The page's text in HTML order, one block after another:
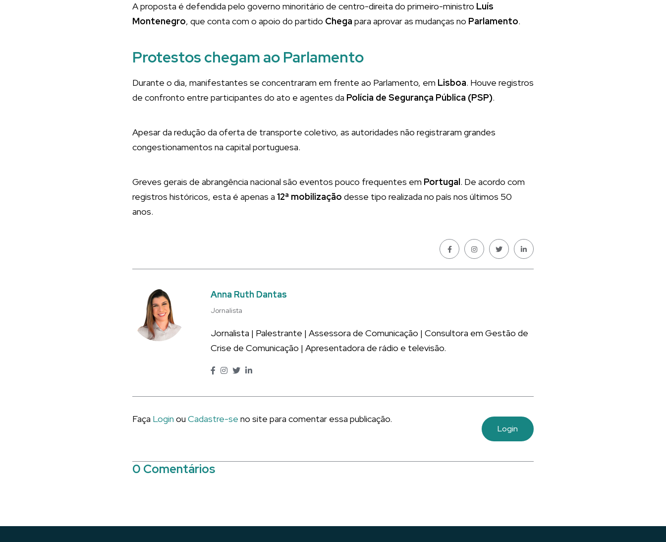
A proposta é defendida pelo governo minoritário de centro-direita do primeiro-ministro Luís
Montenegro, que conta com o apoio do partido Chega para aprovar as mudanças no Parlamento.
Protestos chegam ao Parlamento
Durante o dia, manifestantes se concentraram em frente ao Parlamento, em Lisboa. Houve registros
de confronto entre participantes do ato e agentes da Polícia de Segurança Pública (PSP).
Apesar da redução da oferta de transporte coletivo, as autoridades não registraram grandes
congestionamentos na capital portuguesa.
Greves gerais de abrangência nacional são eventos pouco frequentes em Portugal. De acordo com
registros históricos, esta é apenas a 12ª mobilização desse tipo realizada no país nos últimos 50
anos.
Anna Ruth Dantas
Jornalista
Jornalista | Palestrante | Assessora de Comunicação | Consultora em Gestão de
Crise de Comunicação | Apresentadora de rádio e televisão.
Faça Login ou Cadastre-se no site para comentar essa publicação.
Login
0 Comentários